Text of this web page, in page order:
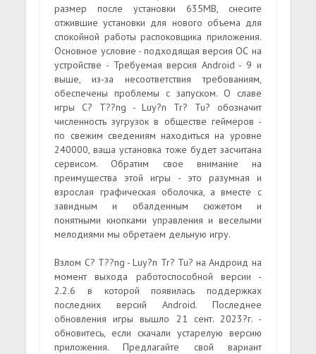
размер после установки 635MB, снесите
отжившие установки для нового объема для
спокойной работы распоковщика приложения.
Основное условие - подходящая версия ОС на
устройстве - Требуемая версия Android - 9 и
выше, из-за несоответствия требованиям,
обеспечены проблемы с запуском. О славе
игры C? T??ng - Luy?n Tr? Tu? обозначит
численность зугрузок в обществе геймеров -
по свежим сведениям находиться на уровне
240000, ваша установка тоже будет засчитана
сервисом. Обратим свое внимание на
преимущества этой игры - это разумная и
взрослая графическая оболочка, а вместе с
завидным и обалденным сюжетом и
понятными кнопками управления и веселыми
мелодиями мы обретаем дельную игру.
Взлом C? T??ng - Luy?n Tr? Tu? на Андроид на
момент выхода работоспособной версии -
2.2.6 в которой появилась поддержках
последних версий Android. Последнее
обновления игры вышло 21 сент. 2023?г. -
обновитесь, если скачали устарелую версию
приложения. Предлагайте свой вариант